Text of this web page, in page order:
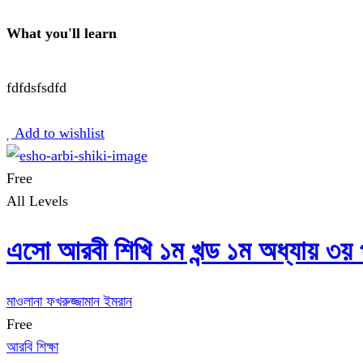
What you'll learn
fdfdsfsdfd
Add to wishlist
Free
All Levels
এসো আরবী শিখি ১ম খন্ড ১ম অধ্যায় ৩য়
মাওলানা ফখরুজ্জামান ইমরান
Free
আরবি শিক্ষা